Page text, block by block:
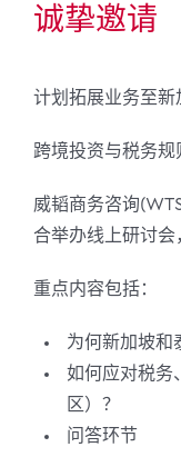
诚挚邀请
计划拓展业务至新
跨境投资与税务规
威韬商务咨询
合举办线上研讨会
重点内容包括：
为何新加坡和
如何应对税务
区）？
问答环节